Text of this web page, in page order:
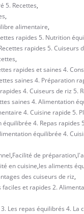
5. Recettes,
,
alimentaire,
rapides 5. Nutrition
rapides 5. Cuiseurs
,
rapides et saines 4.
saines 4. Préparation
4. Cuiseurs de riz 5.
saines 4. Alimentation
4. Cuisine rapide 5.
4. Repas rapides
équilibrée 4.
,Facilité de préparation,
en cuisine,les aliments
des cuiseurs de riz,
et rapides 2.
Les repas équilibrés 4. La